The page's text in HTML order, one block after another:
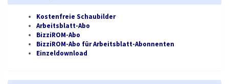
Kostenfreie Schaubilder
Arbeitsblatt-Abo
BizziROM-Abo
BizziROM-Abo für Arbeitsblatt-Abonnenten
Einzeldownload